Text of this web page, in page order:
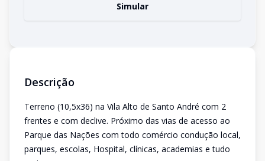
Simular
Descrição
Terreno (10,5x36) na Vila Alto de Santo André com 2
frentes e com declive. Próximo das vias de acesso ao
Parque das Nações com todo comércio condução local,
parques, escolas, Hospital, clínicas, academias e tudo